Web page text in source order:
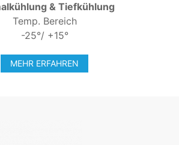
& Tiefkühlung
Temp. Bereich
-25°/ +15°
MEHR ERFAHREN